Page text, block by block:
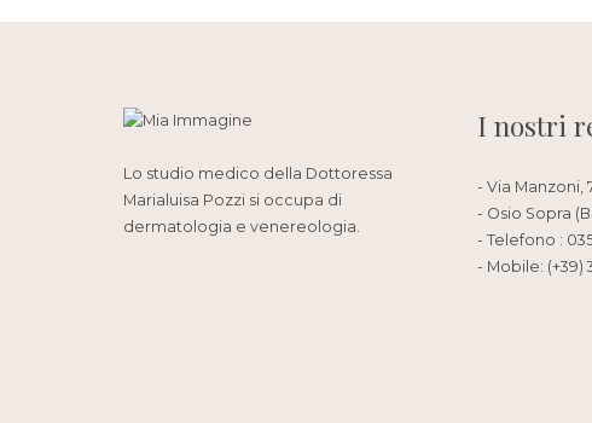
Lo studio medico della Dottoressa
Marialuisa Pozzi si occupa di
dermatologia e venereologia.
I nostri
- Via Manzoni,
- Osio Sopra
- Telefono :
- Mobile: (+39)